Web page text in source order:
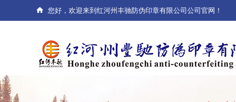
 您好，欢迎来到红河州丰驰防伪印章有限公司公司官网！